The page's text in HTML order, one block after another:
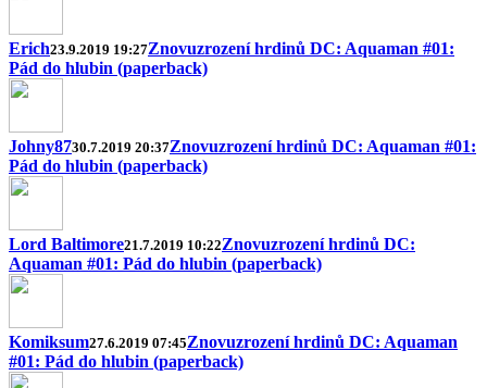
Erich23.9.2019 19:27Znovuzrození hrdinů DC: Aquaman #01:
Pád do hlubin (paperback)
Johny8730.7.2019 20:37Znovuzrození hrdinů DC: Aquaman #01:
Pád do hlubin (paperback)
Lord Baltimore21.7.2019 10:22Znovuzrození hrdinů DC:
Aquaman #01: Pád do hlubin (paperback)
Komiksum27.6.2019 07:45Znovuzrození hrdinů DC: Aquaman
#01: Pád do hlubin (paperback)